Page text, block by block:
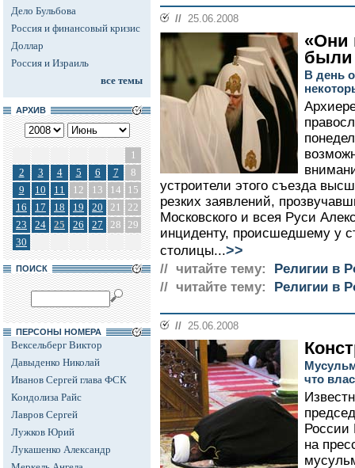
Дело Бульбова
Россия и финансовый кризис
Доллар
Россия и Израиль
все темы
АРХИВ
1
2
3 4 5 6 7
8
9
10 11 12 13 14
15
16
17 18 19 20 21
22
23
24 25 26 27 28 29
30
ПОИСК
ПЕРСОНЫ НОМЕРА
Вексельберг Виктор
Давыденко Николай
Иванов Сергей глава ФСК
Кондолиза Райс
Лавров Сергей
Лужков Юрий
Лукашенко Александр
// 25.06.2008
«Они
были
В день
устроители этого съезда
резких заявлений,
Московского и всея Руси
инциденту, происшедшему у
столицы...>>
// читайте тему:
Религии в
// читайте тему:
Религии в
// 25.06.2008
что
России
на